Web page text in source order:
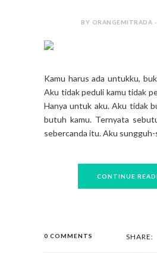
BY ORANGEMITRADA
Kamu harus ada untukku,
Aku tidak peduli kamu tidak
Hanya untuk aku. Aku tidak
butuh kamu. Ternyata
sebercanda itu. Aku sungguh-
CONTINUE
0 COMMENTS SHARE: